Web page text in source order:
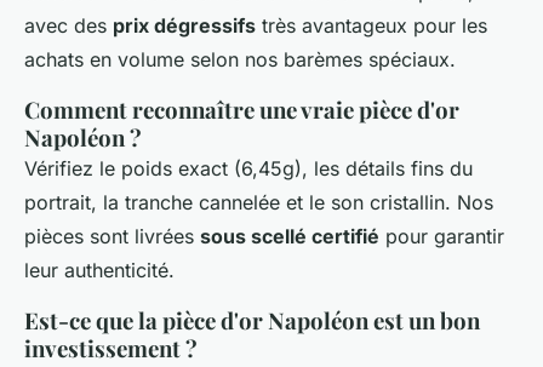
avec des prix dégressifs très avantageux pour les
achats en volume selon nos barèmes spéciaux.
Comment reconnaître une vraie pièce d'or
Napoléon ?
Vérifiez le poids exact (6,45g), les détails fins du
portrait, la tranche cannelée et le son cristallin. Nos
pièces sont livrées sous scellé certifié pour garantir
leur authenticité.
Est-ce que la pièce d'or Napoléon est un bon
investissement ?